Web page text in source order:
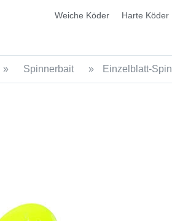
Weiche Köder Harte Köder
» Spinnerbait » Einzelblatt-